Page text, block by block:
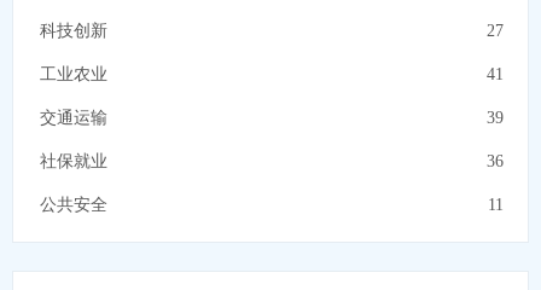
科技创新 27
工业农业 41
交通运输 39
社保就业 36
公共安全 11